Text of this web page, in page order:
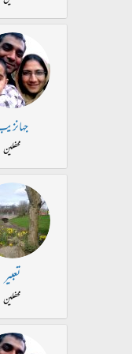
محفلین
تعبیر
محفلین